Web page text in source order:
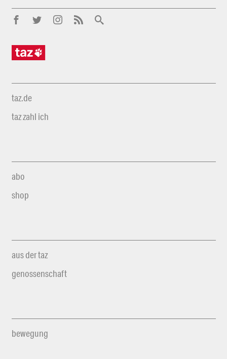
taz.de
taz zahl ich
abo
shop
aus der taz
genossenschaft
bewegung